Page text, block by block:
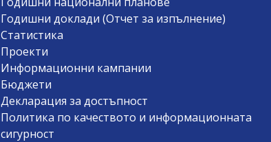
Годишни доклади (Отчет за изпълнение)
Статистика
Проекти
Информационни кампании
Бюджети
Декларация за достъпност
Политика по качеството и информационната
сигурност